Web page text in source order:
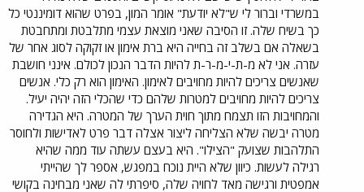
במשרדי וברור לי ש"לא יודעת" אומר המון, בפרט שהוא דומיננטי כל
כך בשיח שלה. זו הסיבה שאני מוצאת עצמי מתלבטת ומתחבטת
בשאלה אם בשלב זה בחייה היא ברת אימון או זקוקה לסוג אחר של
עזרה. אני לא מ-ת-י-מ-ר-ת להיות הדבר הנכון לכולם. אינני חושבת
שאנשים צריכים להיות מחויבים לאימון. האימון הוא רק כלי. אנשים
צריכים להיות מחויבים למטרות שלהם כדי שהכלי הזה יהיה יעיל.
והמחויבות הזו תצמח מתוך חוית הערך של המטרה. היא הגדירה
מטרה יבשה שלא הצליחה ליצור אצלה דבר פרט לאדישות ולחוסר
התלהבות שצועק "הצילו". היא בעצם עשתה עוד ממה שהיא
רגילה לעשות. כיוון שלא היית נוכח במפגש, אספר לך שהייתי
אמפטית ורגישה מאד לחויה שלה, סיפרתי לה שאני מבחינה בקושי